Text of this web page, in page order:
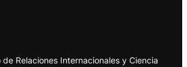
Relaciones Internacionales y Ciencia